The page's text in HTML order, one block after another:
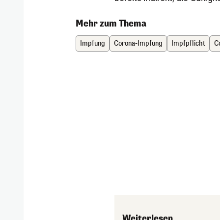
Mehr zum Thema
Impfung Corona-Impfung Impfpflicht